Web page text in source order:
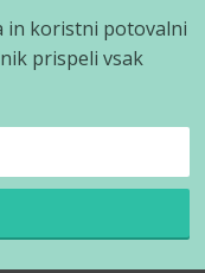
in koristni potovalni
prispeli vsak